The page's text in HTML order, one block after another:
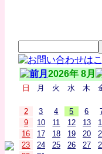
2026年 8月
日 月 火 水 木
2
3 4 5 6
9
10 11 12 13
16
17 18 19 20
23
24 25 26 27